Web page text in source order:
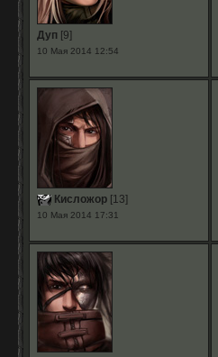
Дуп[9]
10 Мая 2014 12:54
Кисложор[13]
10 Мая 2014 17:31